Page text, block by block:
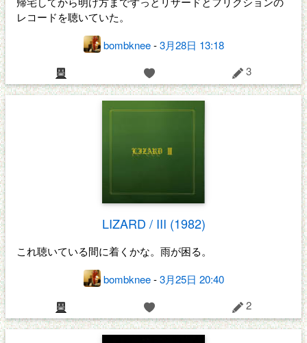
レコードを聴いていた。
bombknee-3月28日 13:18
3
LIZARD / III (1982)
これ聴いている間に着くかな。雨が困る。
bombknee-3月25日 20:40
2